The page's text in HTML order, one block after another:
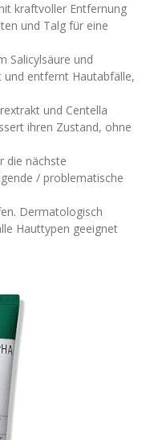
kraftvoller Entfernung
und Talg für eine
Salicylsäure und
und entfernt Hautabfälle,
und Centella
ihren Zustand, ohne
die nächste
/ problematische
Dermatologisch
Hauttypen geeignet